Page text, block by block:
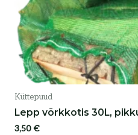
Küttepuud
Lepp võrkkotis 30L,
3,50€